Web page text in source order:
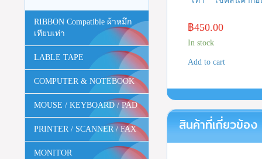
฿450.00
In stock
Add to cart
สินค้าที่เกี่ยวข้อง
RIBBON Compatible ผ้าหมึก
เทียบเท่า
LABLE TAPE
COMPUTER & NOTEBOOK
MOUSE / KEYBOARD / PAD
PRINTER / SCANNER / FAX
MONITOR